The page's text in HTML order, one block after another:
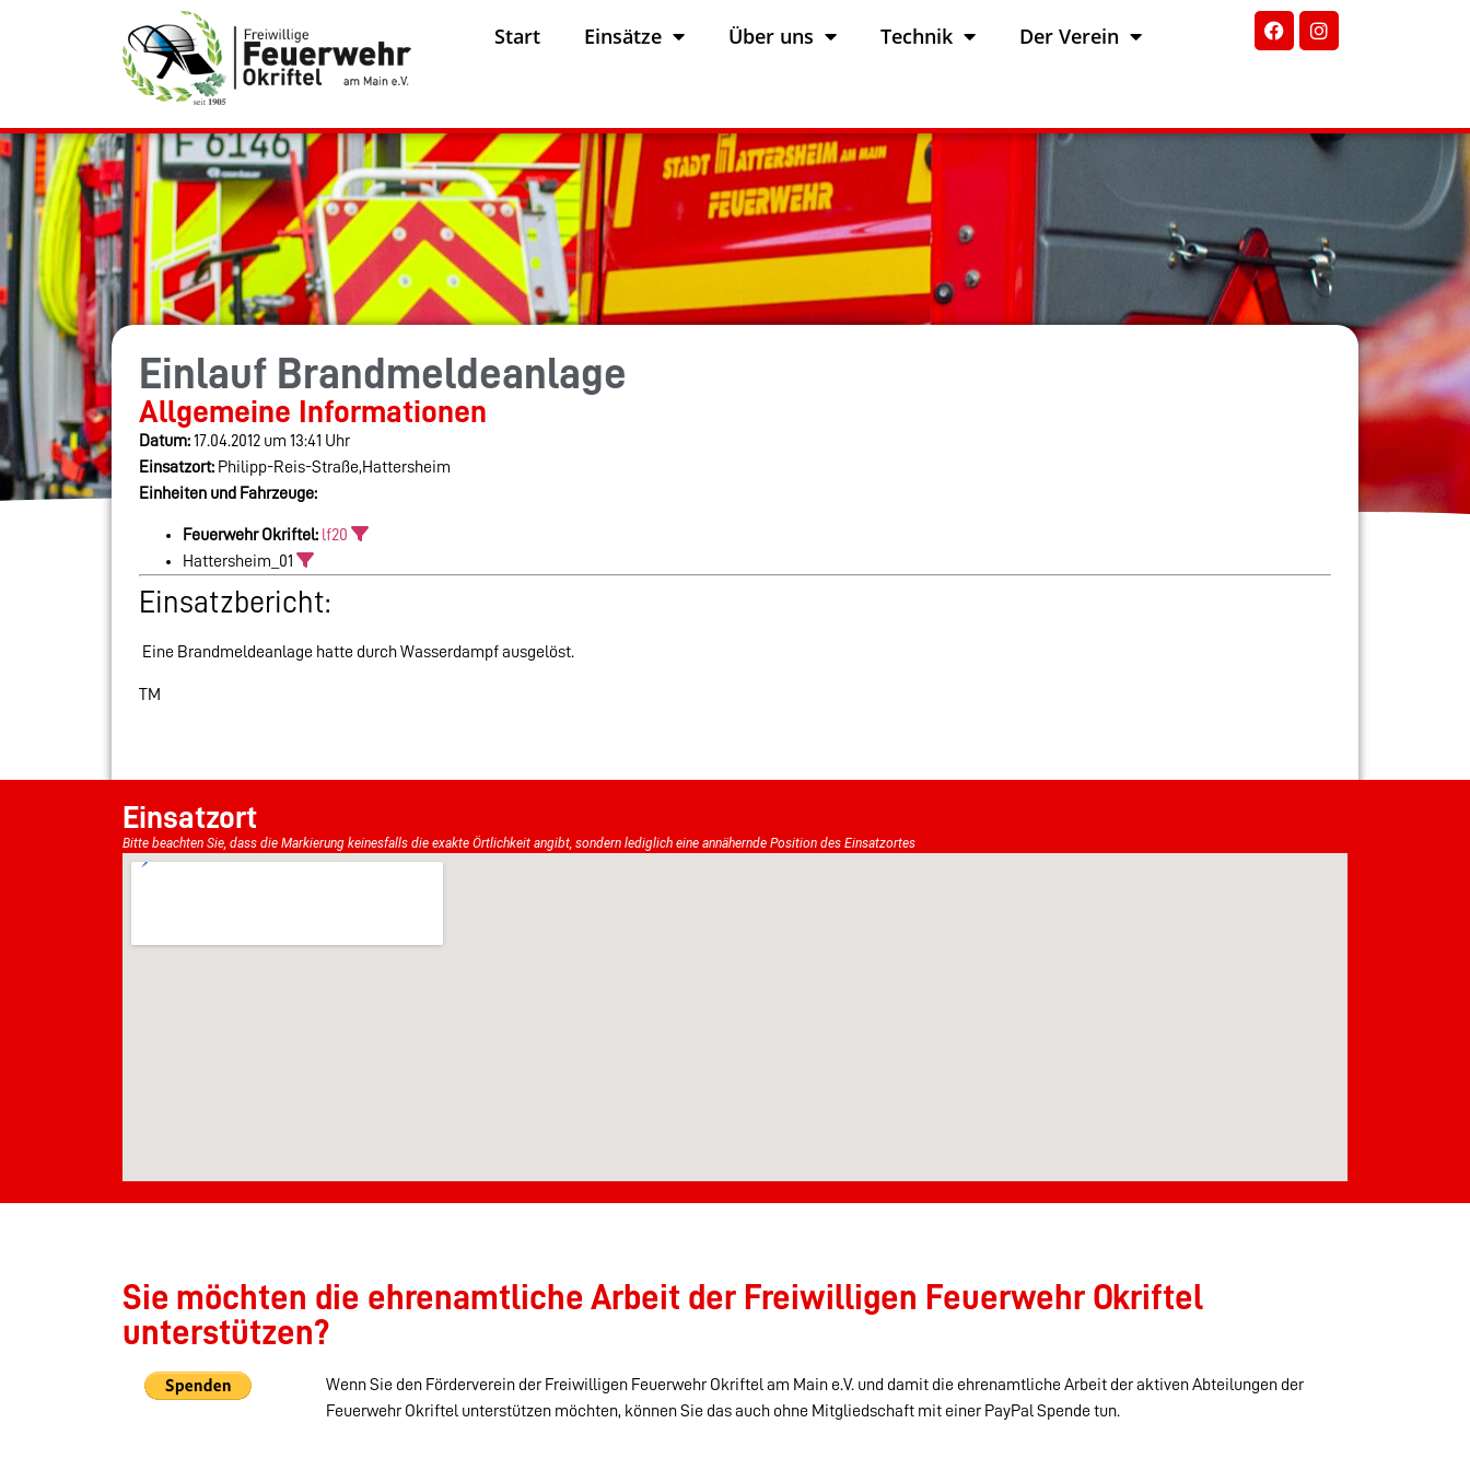
Start Einsätze Über uns Technik Der Verein
Einlauf Brandmeldeanlage
Allgemeine Informationen
Datum:17.04.2012 um 13:41 Uhr
Einsatzort: Philipp-Reis-Straße,Hattersheim
Einheiten und Fahrzeuge:
Feuerwehr Okriftel: lf20
Hattersheim_01
Einsatzbericht:
Eine Brandmeldeanlage hatte durch Wasserdampf ausgelöst.
TM
Einsatzort
Bitte beachten Sie, dass die Markierung keinesfalls die exakte Örtlichkeit angibt, sondern lediglich eine annähernde Position des Einsatzortes
Sie möchten die ehrenamtliche Arbeit der Freiwilligen Feuerwehr Okriftel
unterstützen?
Wenn Sie den Förderverein der Freiwilligen Feuerwehr Okriftel am Main e.V. und damit die ehrenamtliche Arbeit der aktiven Abteilungen der
Feuerwehr Okriftel unterstützen möchten, können Sie das auch ohne Mitgliedschaft mit einer PayPal Spende tun.